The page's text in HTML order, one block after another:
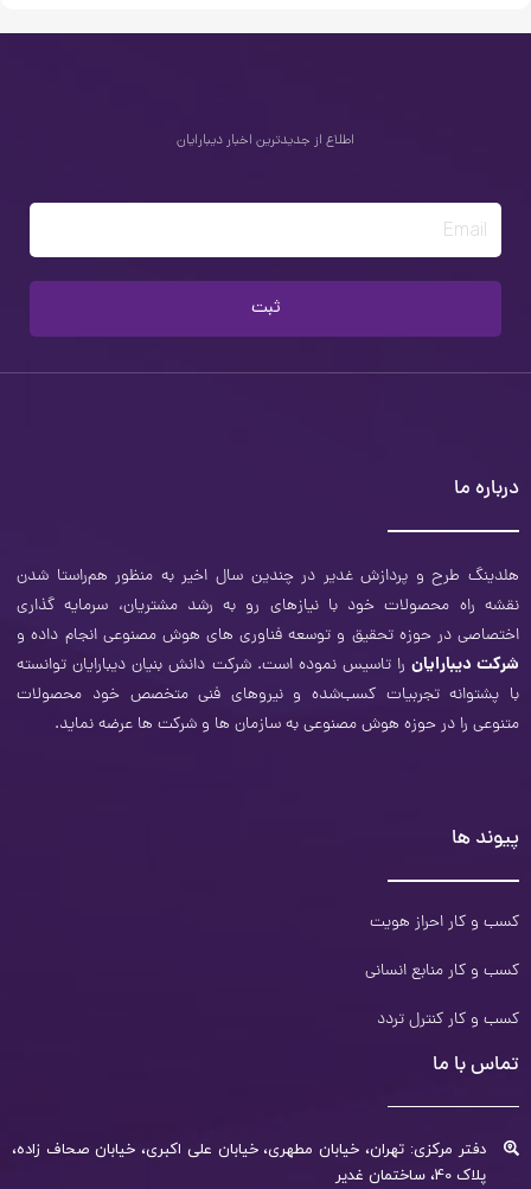
اطلاع از جدیدترین اخبار دیبارایان
Email
ثبت
درباره ما
هلدینگ طرح و‌ پردازش غدیر در چندین سال اخیر به منظور هم‌راستا شدن
نقشه راه محصولات خود با نیازهای رو به رشد مشتریان، سرمایه ‌گذاری
اختصاصی در حوزه تحقیق و توسعه فناوری­ های هوش مصنوعی انجام داده و
شرکت دیبارایان را تاسیس نموده است. شرکت دانش بنیان دیبارایان توانسته
با پشتوانه تجربیات کسب‌شده و نیروهای فنی متخصص خود محصولات
متنوعی را در حوزه هوش مصنوعی به سازمان‌ ها و شرکت ­ها عرضه نماید.
پیوند ها
کسب و کار احراز هویت
کسب و کار منابع انسانی
کسب و کار کنترل تردد
تماس با ما
دفتر مرکزی: تهران، خیابان مطهری، خیابان علی اکبری، خیابان صحاف زاده،
پلاک 40، ساختمان غدیر